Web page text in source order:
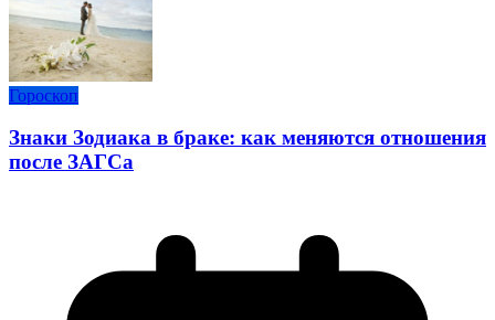
Гороскоп
Знаки Зодиака в браке: как меняются отношения
после ЗАГСа